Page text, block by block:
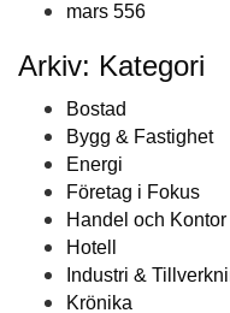
mars 556
Arkiv: Kategori
Bostad
Bygg & Fastighet
Energi
Företag i Fokus
Handel och Kontor
Hotell
Industri &
Krönika